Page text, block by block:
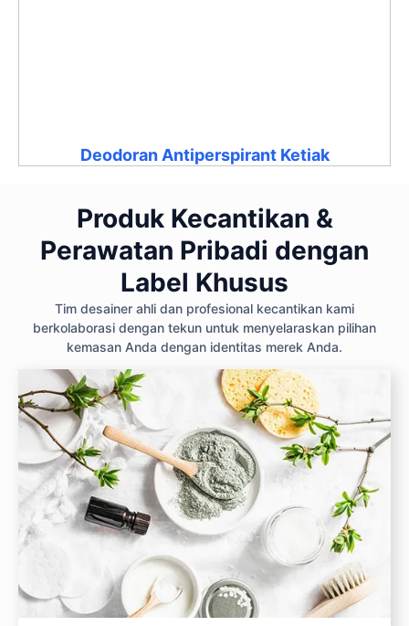
Deodoran Antiperspirant Ketiak
Produk Kecantikan &
Perawatan Pribadi dengan
Label Khusus
Tim desainer ahli dan profesional kecantikan kami
berkolaborasi dengan tekun untuk menyelaraskan pilihan
kemasan Anda dengan identitas merek Anda.